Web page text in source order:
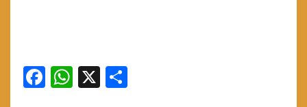
F
W X